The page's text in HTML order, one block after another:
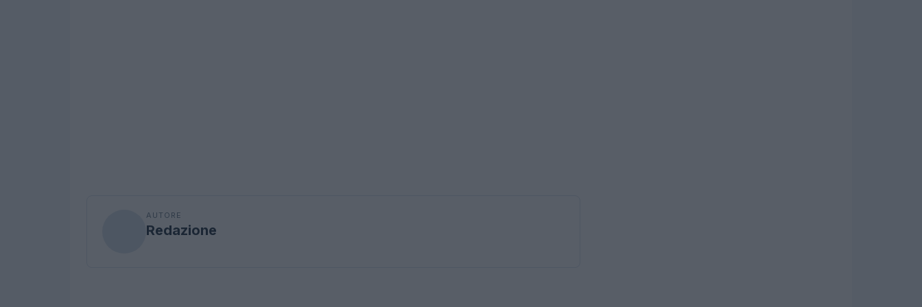
AUTORE
Redazione